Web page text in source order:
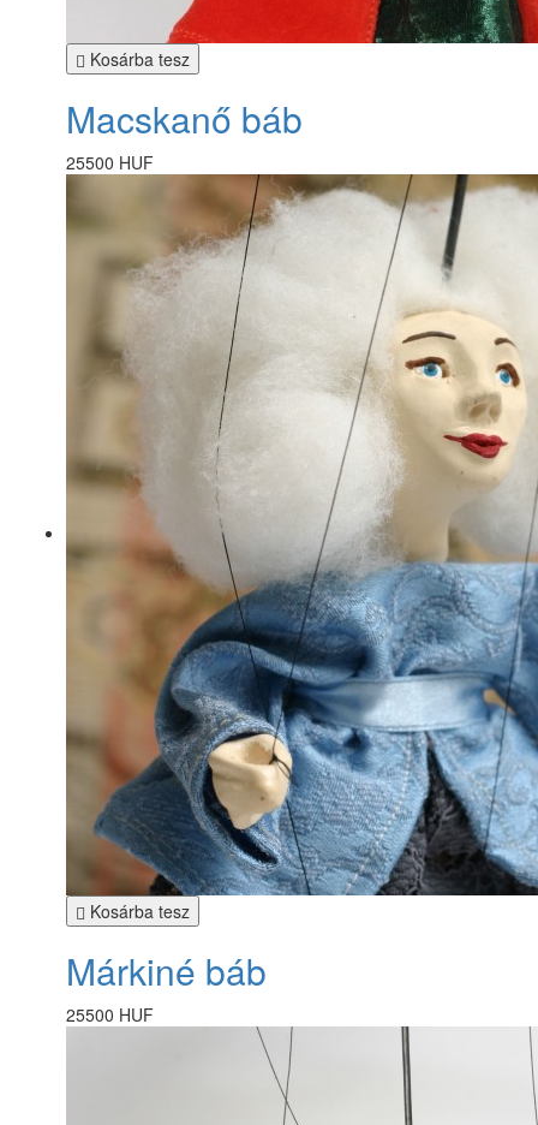
Kosárba tesz
Macskanő báb
25500 HUF
Kosárba tesz
Márkiné báb
25500 HUF